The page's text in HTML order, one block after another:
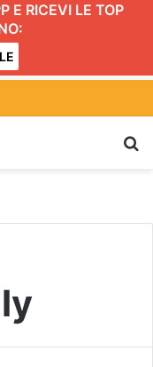
E RICEVI LE TOP
il barbecue